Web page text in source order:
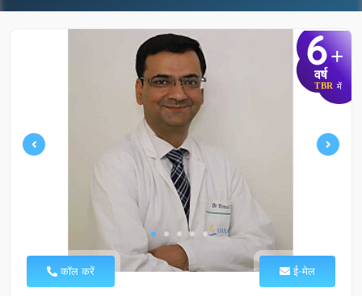
6+
वर्ष
TBR में
कॉल करें ई-मेल